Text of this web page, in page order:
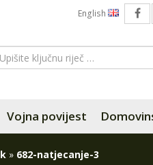
English
Vojna povijest
» 682-natjecanje-3